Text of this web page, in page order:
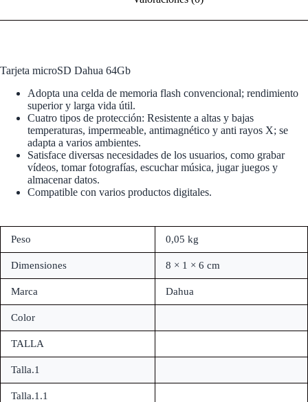
Tarjeta microSD Dahua 64Gb
Adopta una celda de memoria flash convencional; rendimiento
superior y larga vida útil.
Cuatro tipos de protección: Resistente a altas y bajas
temperaturas, impermeable, antimagnético y anti rayos X; se
adapta a varios ambientes.
Satisface diversas necesidades de los usuarios, como grabar
vídeos, tomar fotografías, escuchar música, jugar juegos y
almacenar datos.
Compatible con varios productos digitales.
Peso 0,05 kg
Dimensiones 8 × 1 × 6 cm
Marca Dahua
Color
TALLA
Talla.1
Talla.1.1